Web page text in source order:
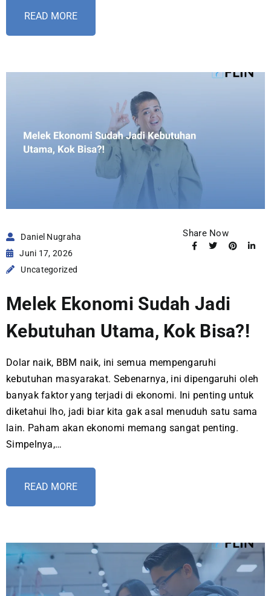
READ MORE
Daniel Nugraha
Juni 17, 2026
Uncategorized
Share Now
Melek Ekonomi Sudah Jadi
Kebutuhan Utama, Kok Bisa?!
Dolar naik, BBM naik, ini semua mempengaruhi
kebutuhan masyarakat. Sebenarnya, ini dipengaruhi oleh
banyak faktor yang terjadi di ekonomi. Ini penting untuk
diketahui lho, jadi biar kita gak asal menuduh satu sama
lain. Paham akan ekonomi memang sangat penting.
Simpelnya,…
READ MORE